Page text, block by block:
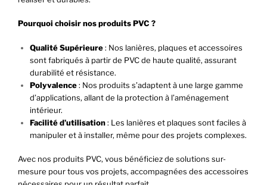
Pourquoi choisir nos produits PVC ?
Qualité Supérieure: Nos lanières, plaques et accessoires
sont fabriqués à partir de PVC de haute qualité, assurant
durabilité et résistance.
Polyvalence: Nos produits s’adaptent à une large gamme
d’applications, allant de la protection à l’aménagement
intérieur.
Facilité d’utilisation: Les lanières et plaques sont faciles à
manipuler et à installer, même pour des projets complexes.
Avec nos produits PVC, vous bénéficiez de solutions sur-
mesure pour tous vos projets, accompagnées des accessoires